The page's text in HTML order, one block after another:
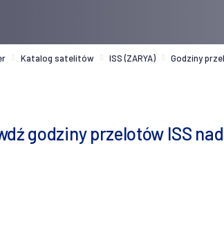
Katalog satelitów ISS (ZARYA) Godziny
godziny przelotów ISS